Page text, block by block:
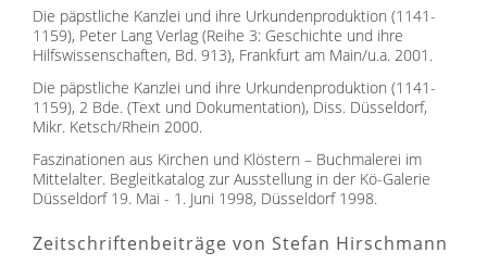
Die päpstliche Kanzlei und ihre Urkundenproduktion (1141-
1159), Peter Lang Verlag (Reihe 3: Geschichte und ihre
Hilfswissenschaften, Bd. 913), Frankfurt am Main/u.a. 2001.
Die päpstliche Kanzlei und ihre Urkundenproduktion (1141-
1159), 2 Bde. (Text und Dokumentation), Diss. Düsseldorf,
Mikr. Ketsch/Rhein 2000.
Faszinationen aus Kirchen und Klöstern – Buchmalerei im
Mittelalter. Begleitkatalog zur Ausstellung in der Kö-Galerie
Düsseldorf 19. Mai - 1. Juni 1998, Düsseldorf 1998.
Zeitschriftenbeiträge von Stefan Hirschmann